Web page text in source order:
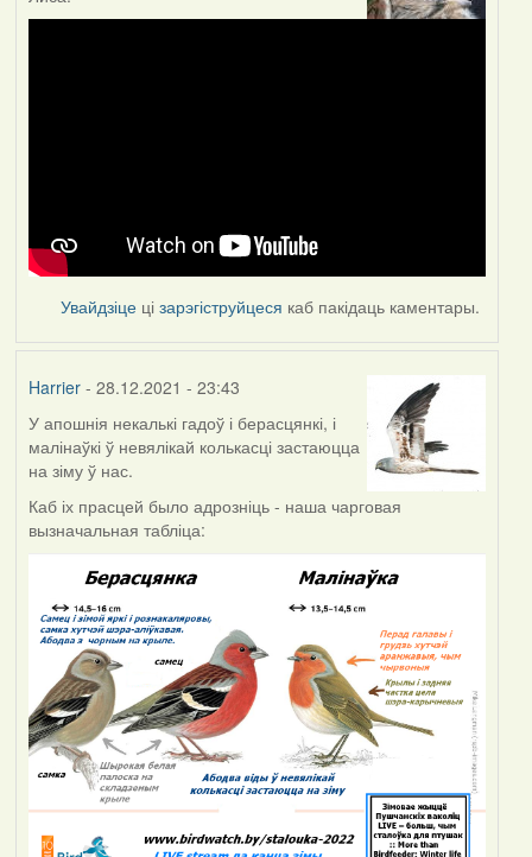
Увайдзіце цізарэгіструйцеся каб пакідаць каментары.
Harrier- 28.12.2021 - 23:43
У апошнія некалькі гадоў і берасцянкі, і
малінаўкі ў невялікай колькасці застаюцца
на зіму ў нас.
Каб іх прасцей было адрозніць - наша чарговая
вызначальная табліца: